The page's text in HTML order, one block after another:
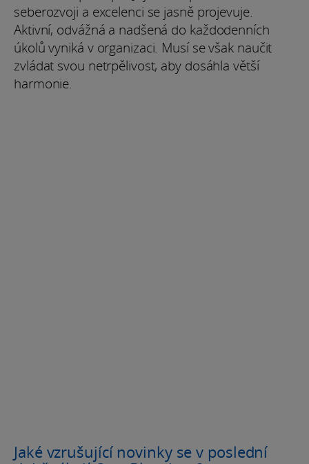
seberozvoji a excelenci se jasně projevuje.
Aktivní, odvážná a nadšená do každodenních
úkolů vyniká v organizaci. Musí se však naučit
zvládat svou netrpělivost, aby dosáhla větší
harmonie.
Jaké vzrušující novinky se v poslední